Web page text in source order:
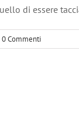
di essere
0 Commenti